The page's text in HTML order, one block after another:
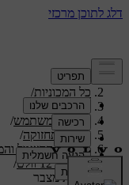
תמיכה/
כל המכוניות/
ES90 2026
/
מדריך למשתמש/
טיפול ותחזוקה/
מערכת החשמל
מצבר 12 וולט
/
תוויות מצבר